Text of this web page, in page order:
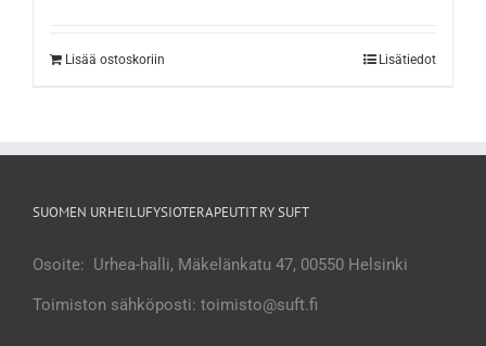
Lisää ostoskoriin Lisätiedot
SUOMEN URHEILUFYSIOTERAPEUTIT RY SUFT
Osoite: Urhea-halli, Mäkelänkatu 47, 00550 Helsinki
Toimiston sähköposti: toimisto@suft.fi